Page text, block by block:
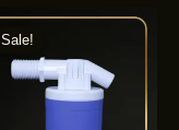
Sale!